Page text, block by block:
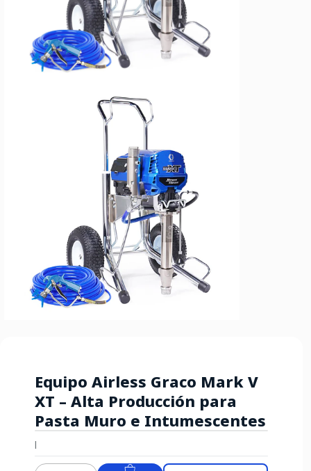
|
Equipo Airless Graco Mark V
XT – Alta Producción para
Pasta Muro e Intumescentes